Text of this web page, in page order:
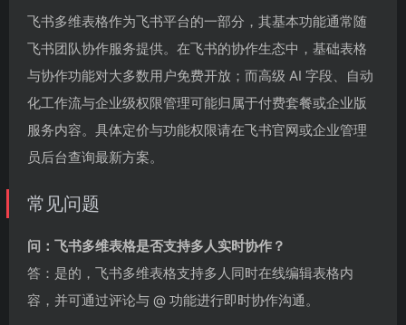
飞书多维表格作为飞书平台的一部分，其基本功能通常随
飞书团队协作服务提供。在飞书的协作生态中，基础表格
与协作功能对大多数用户免费开放；而高级 AI 字段、自动
化工作流与企业级权限管理可能归属于付费套餐或企业版
服务内容。具体定价与功能权限请在飞书官网或企业管理
员后台查询最新方案。
常见问题
问：飞书多维表格是否支持多人实时协作？
答：是的，飞书多维表格支持多人同时在线编辑表格内
容，并可通过评论与 @ 功能进行即时协作沟通。